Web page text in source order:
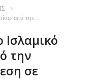
από την...
την
σε